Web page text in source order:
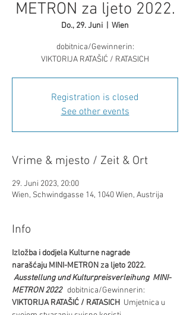
METRON za ljeto 2022.
Do., 29. Juni Wien
dobitnica/Gewinnerin:
VIKTORIJA RATAŠIĆ / RATASICH
Registration is closed
See other events
Vrime & mjesto / Zeit & Ort
29. Juni 2023, 20:00
Wien, Schwindgasse 14, 1040 Wien, Austrija
Info
Izložba i dodjela Kulturne nagrade
narašćaju MINI-METRON za ljeto 2022.
Ausstellung und Kulturpreisverleihung  MINI-
METRON 2022 dobitnica/Gewinnerin:
VIKTORIJA RATAŠIĆ / RATASICH Umjetnica u